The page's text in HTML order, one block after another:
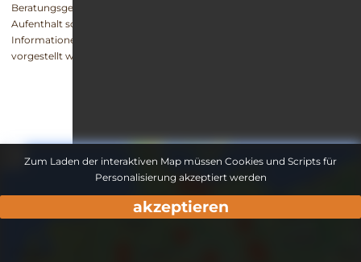
Beratungsgespräche angeboten, in denen nicht nur Details zum
Aufenthalt sowie zur Behandlung geklärt werden, sondern auch
Informationen zu den Kosten sowie den Aufnahmeregularien
vorgestellt werden.
Zum Laden der interaktiven Map müssen Cookies und Scripts für
Personalisierung akzeptiert werden
akzeptieren